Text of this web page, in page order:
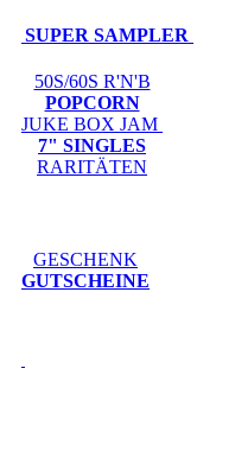
SUPER SAMPLER
50S/60S R'N'B
POPCORN
JUKE BOX JAM
7" SINGLES
RARITÄTEN
GESCHENK
GUTSCHEINE